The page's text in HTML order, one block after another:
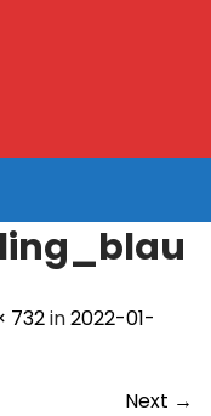
732in2022-01-
Next →